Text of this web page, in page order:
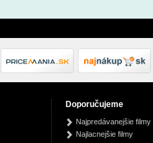
The Graveyard Book
Graphic Novel:
Volume 2
Neil Gaiman
Marx,
Doporučujeme
Najpredávanejšie filmy
Najlacnejšie filmy